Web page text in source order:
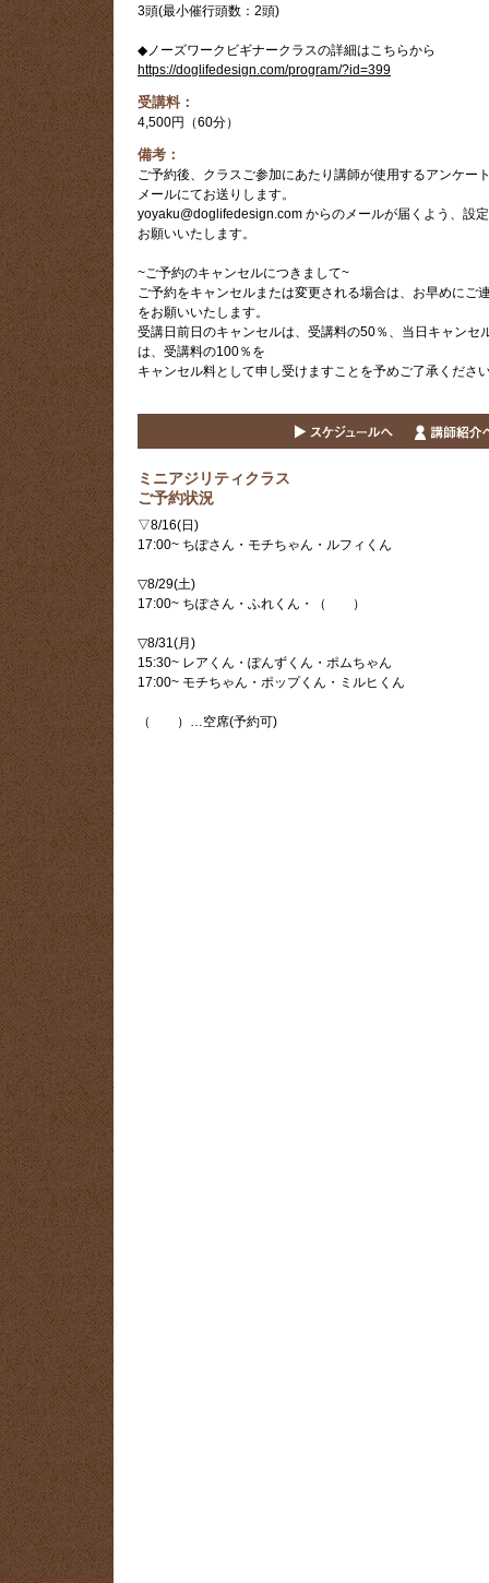
3頭(最小催行頭数：2頭)
◆ノーズワークビギナークラスの詳細はこちらから
https://doglifedesign.com/program/?id=399
受講料：
4,500円（60分）
備考：
ご予約後、クラスご参加にあたり講師が使用するアンケー
メールにてお送りします。
yoyaku@doglifedesign.com からのメールが届くよう、設
お願いいたします。
~ご予約のキャンセルにつきまして~
ご予約をキャンセルまたは変更される場合は、お早めにご
をお願いいたします。
受講日前日のキャンセルは、受講料の50％、当日キャンセ
は、受講料の100％を
キャンセル料として申し受けますことを予めご了承くださ
ミニアジリティクラス
ご予約状況
▽8/16(日)
17:00~ ちぽさん・モチちゃん・ルフィくん
▽8/29(土)
17:00~ ちぽさん・ふれくん・（ ）
▽8/31(月)
15:30~ レアくん・ぽんずくん・ポムちゃん
17:00~ モチちゃん・ポップくん・ミルヒくん
（ ）…空席(予約可)